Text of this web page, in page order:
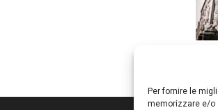
Per fornire le
memorizzare e/o